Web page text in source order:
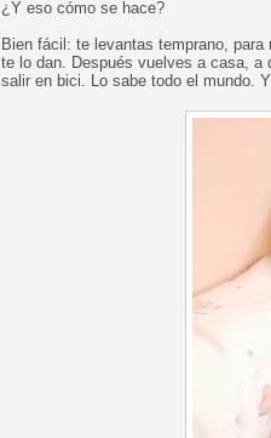
¿Y eso cómo se hace?
Bien fácil: te levantas temprano,
te lo dan. Después vuelves a casa, a
salir en bici. Lo sabe todo el mundo.